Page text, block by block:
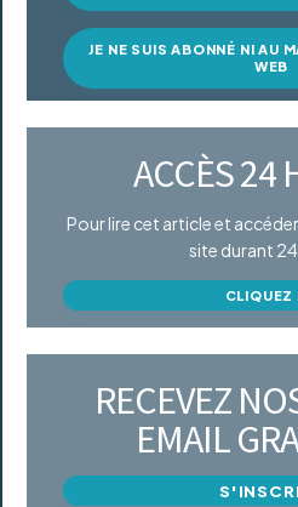
JE NE SUIS ABONNÉ NI AU
WEB
ACCÈS 24
Pour lire cet article et
site durant
CLIQUEZ
RECEVEZ
EMAIL